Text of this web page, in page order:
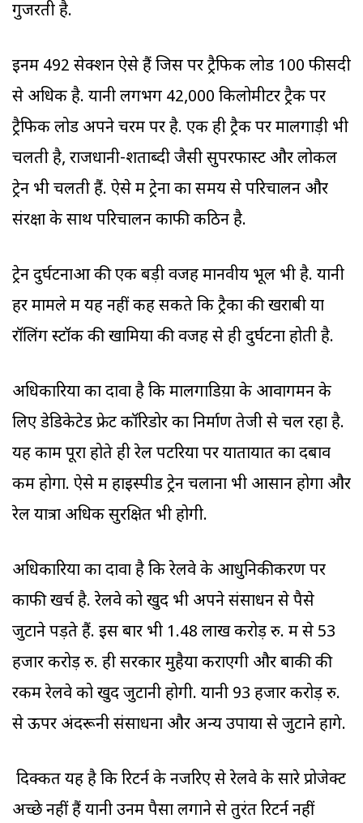
गुजरती है.
इनमें 492 सेक्शन ऐसे हैं जिस पर ट्रैफिक लोड 100 फीसदी
से अधिक है. यानी लगभग 42,000 किलोमीटर ट्रैक पर
ट्रैफिक लोड अपने चरम पर है. एक ही ट्रैक पर मालगाड़ी भी
चलती है, राजधानी-शताब्दी जैसी सुपरफास्ट और लोकल
ट्रेन भी चलती हैं. ऐसे में ट्रेनों का समय से परिचालन और
संरक्षा के साथ परिचालन काफी कठिन है.
ट्रेन दुर्घटनाओं की एक बड़ी वजह मानवीय भूल भी है. यानी
हर मामले में यह नहीं कह सकते कि ट्रैकों की खराबी या
रॉलिंग स्टॉक की खामियों की वजह से ही दुर्घटना होती है.
अधिकारियों का दावा है कि मालगाडिय़ों के आवागमन के
लिए डेडिकेटेड फ्रेट कॉरिडोर का निर्माण तेजी से चल रहा है.
यह काम पूरा होते ही रेल पटरियों पर यातायात का दबाव
कम होगा. ऐसे में हाइस्पीड ट्रेन चलाना भी आसान होगा और
रेल यात्रा अधिक सुरक्षित भी होगी.
अधिकारियों का दावा है कि रेलवे के आधुनिकीकरण पर
काफी खर्च है. रेलवे को खुद भी अपने संसाधन से पैसे
जुटाने पड़ते हैं. इस बार भी 1.48 लाख करोड़ रु. में से 53
हजार करोड़ रु. ही सरकार मुहैया कराएगी और बाकी की
रकम रेलवे को खुद जुटानी होगी. यानी 93 हजार करोड़ रु.
से ऊपर अंदरूनी संसाधनों और अन्य उपायों से जुटाने होंगे.
दिक्कत यह है कि रिटर्न के नजरिए से रेलवे के सारे प्रोजेक्ट
अच्छे नहीं हैं यानी उनमें पैसा लगाने से तुरंत रिटर्न नहीं